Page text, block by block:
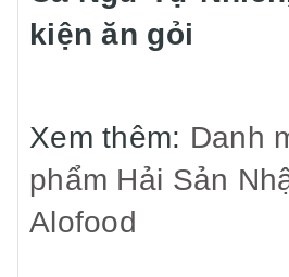
kiện ăn gỏi
Xem thêm: Danh
phẩm Hải Sản
Alofood